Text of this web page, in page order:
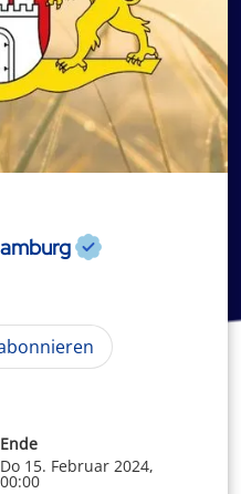
Ende
Do 15. Februar 2024,
00:00